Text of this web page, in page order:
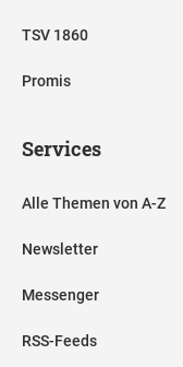
TSV 1860
Promis
Services
Alle Themen von A-Z
Newsletter
Messenger
RSS-Feeds